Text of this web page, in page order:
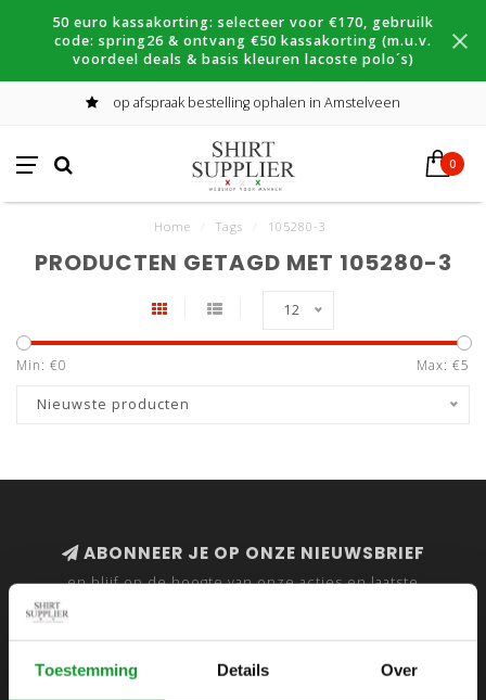
Toestemming Details Over
50 euro kassakorting: selecteer voor €170, gebruilk
code: spring26 & ontvang €50 kassakorting (m.u.v.
voordeel deals & basis kleuren lacoste polo´s)
op afspraak bestelling ophalen in Amstelveen
0
Home Tags 105280-3
PRODUCTEN GETAGD MET 105280-3
12
Min: €0 Max: €5
Nieuwste producten
ABONNEER JE OP ONZE NIEUWSBRIEF
en blijf op de hoogte van onze acties en laatste